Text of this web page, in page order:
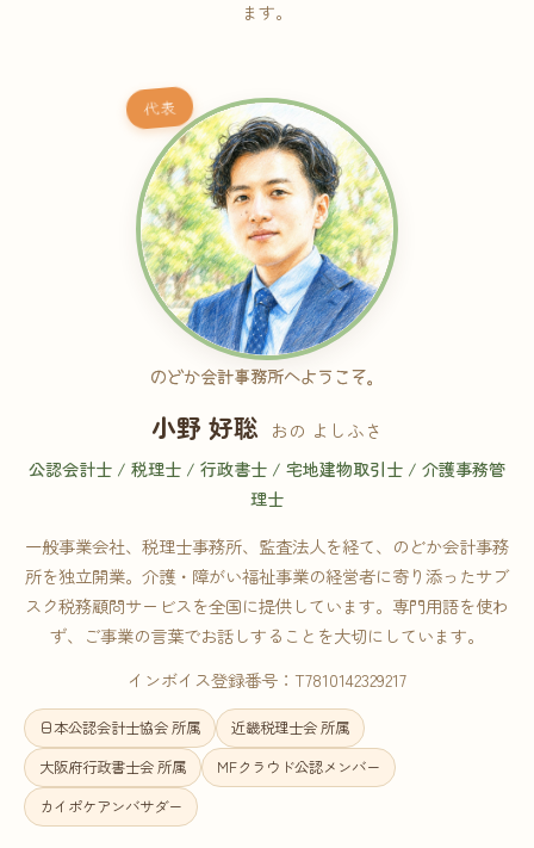
ます。
代表
のどか会計事務所へようこそ。
小野 好聡 おの よしふさ
公認会計士 / 税理士 / 行政書士 / 宅地建物取引士 / 介護事務管
理士
一般事業会社、税理士事務所、監査法人を経て、のどか会計事務
所を独立開業。介護・障がい福祉事業の経営者に寄り添ったサブ
スク税務顧問サービスを全国に提供しています。専門用語を使わ
ず、ご事業の言葉でお話しすることを大切にしています。
インボイス登録番号：T7810142329217
日本公認会計士協会 所属
近畿税理士会 所属
大阪府行政書士会 所属
MFクラウド公認メンバー
カイポケアンバサダー